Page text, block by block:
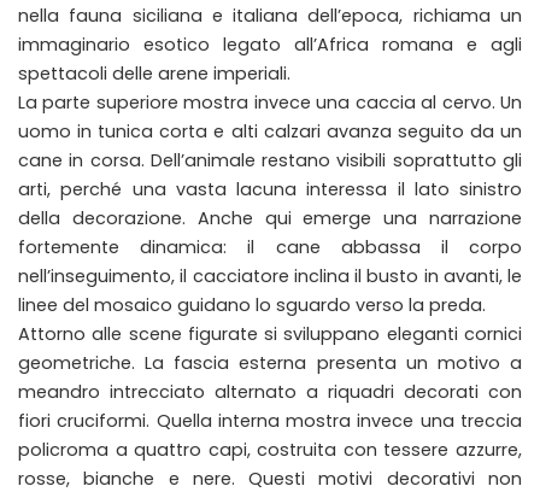
nella fauna siciliana e italiana dell’epoca, richiama un
immaginario esotico legato all’Africa romana e agli
spettacoli delle arene imperiali.
La parte superiore mostra invece una caccia al cervo. Un
uomo in tunica corta e alti calzari avanza seguito da un
cane in corsa. Dell’animale restano visibili soprattutto gli
arti, perché una vasta lacuna interessa il lato sinistro
della decorazione. Anche qui emerge una narrazione
fortemente dinamica: il cane abbassa il corpo
nell’inseguimento, il cacciatore inclina il busto in avanti, le
linee del mosaico guidano lo sguardo verso la preda.
Attorno alle scene figurate si sviluppano eleganti cornici
geometriche. La fascia esterna presenta un motivo a
meandro intrecciato alternato a riquadri decorati con
fiori cruciformi. Quella interna mostra invece una treccia
policroma a quattro capi, costruita con tessere azzurre,
rosse, bianche e nere. Questi motivi decorativi non